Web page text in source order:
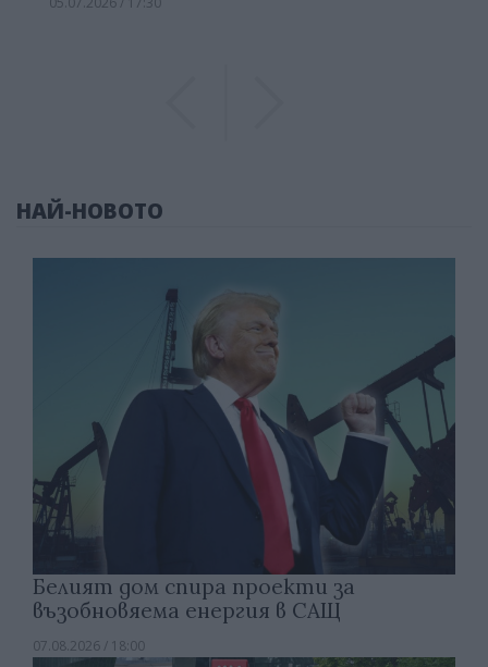
НАЙ-НОВОТО
Белият дом спира проекти за
възобновяема енергия в САЩ
07.08.2026 / 18:00